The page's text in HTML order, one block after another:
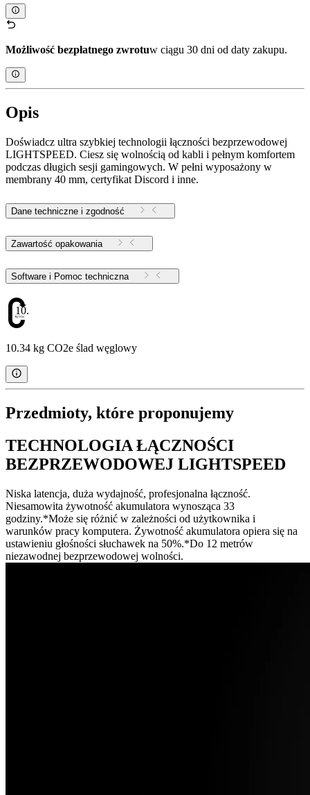
Możliwość bezpłatnego zwrotuw ciągu 30 dni od daty zakupu.
Opis
Doświadcz ultra szybkiej technologii łączności bezprzewodowej
LIGHTSPEED. Ciesz się wolnością od kabli i pełnym komfortem
podczas długich sesji gamingowych. W pełni wyposażony w
membrany 40 mm, certyfikat Discord i inne.
Dane techniczne i zgodność
Zawartość opakowania
Software i Pomoc techniczna
10.34
10.34 kg CO2e ślad węglowy
Przedmioty, które proponujemy
TECHNOLOGIA ŁĄCZNOŚCI
BEZPRZEWODOWEJ LIGHTSPEED
Niska latencja, duża wydajność, profesjonalna łączność.
Niesamowita żywotność akumulatora wynosząca 33
godziny.*Może się różnić w zależności od użytkownika i
warunków pracy komputera. Żywotność akumulatora opiera się na
ustawieniu głośności słuchawek na 50%.*Do 12 metrów
niezawodnej bezprzewodowej wolności.